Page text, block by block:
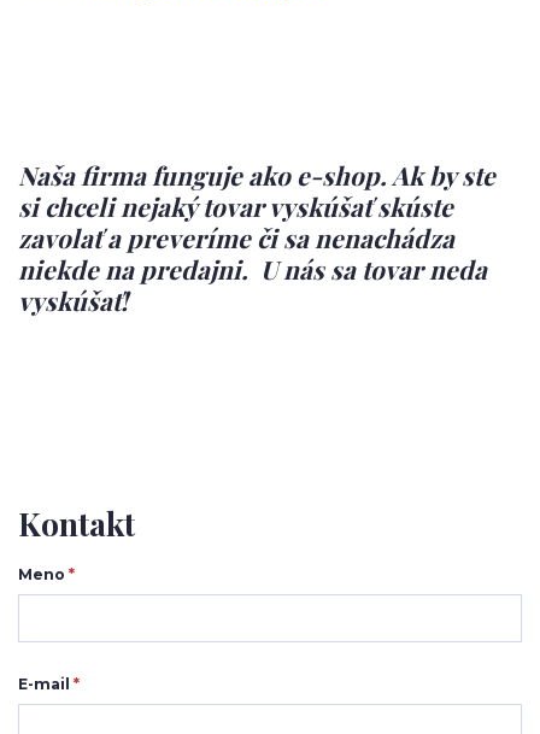
Naša firma funguje ako e-shop. Ak by ste
si chceli nejaký tovar vyskúšať skúste
zavolať a preveríme či sa nenachádza
niekde na predajni. U nás sa tovar neda
vyskúšať!
Kontakt
Meno *
E-mail *